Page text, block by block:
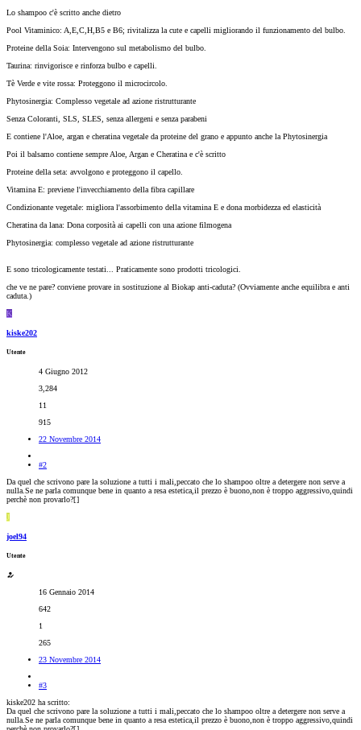
Lo shampoo c'è scritto anche dietro
Pool Vitaminico: A,E,C,H,B5 e B6; rivitalizza la cute e capelli migliorando il funzionamento del bulbo.
Proteine della Soia: Intervengono sul metabolismo del bulbo.
Taurina: rinvigorisce e rinforza bulbo e capelli.
Tè Verde e vite rossa: Proteggono il microcircolo.
Phytosinergia: Complesso vegetale ad azione ristrutturante
Senza Coloranti, SLS, SLES, senza allergeni e senza parabeni
E contiene l'Aloe, argan e cheratina vegetale da proteine del grano e appunto anche la Phytosinergia
Poi il balsamo contiene sempre Aloe, Argan e Cheratina e c'è scritto
Proteine della seta: avvolgono e proteggono il capello.
Vitamina E: previene l'invecchiamento della fibra capillare
Condizionante vegetale: migliora l'assorbimento della vitamina E e dona morbidezza ed elasticità
Cheratina da lana: Dona corposità ai capelli con una azione filmogena
Phytosinergia: complesso vegetale ad azione ristrutturante
E sono tricologicamente testati... Praticamente sono prodotti tricologici.
che ve ne pare? conviene provare in sostituzione al Biokap anti-caduta? (Ovviamente anche equilibra e anti
caduta.)
K
kiske202
Utente
4 Giugno 2012
3,284
11
915
22 Novembre 2014
#2
Da quel che scrivono pare la soluzione a tutti i mali,peccato che lo shampoo oltre a detergere non serve a
nulla.Se ne parla comunque bene in quanto a resa estetica,il prezzo è buono,non è troppo aggressivo,quindi
perchè non provarlo?[]
J
joel94
Utente
16 Gennaio 2014
642
1
265
23 Novembre 2014
#3
kiske202 ha scritto:
Da quel che scrivono pare la soluzione a tutti i mali,peccato che lo shampoo oltre a detergere non serve a
nulla.Se ne parla comunque bene in quanto a resa estetica,il prezzo è buono,non è troppo aggressivo,quindi